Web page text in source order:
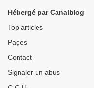
Hébergé par Canalblog
Top articles
Pages
Contact
Signaler un abus